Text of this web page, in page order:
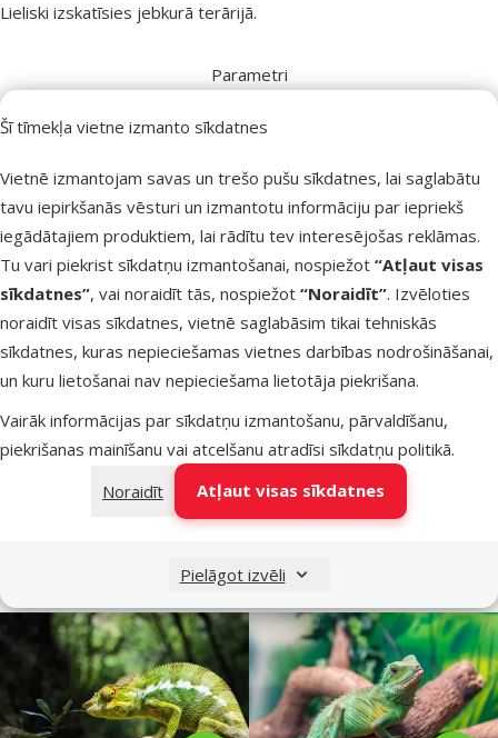
Šī tīmekļa vietne izmanto sīkdatnes
Vietnē izmantojam savas un trešo pušu sīkdatnes, lai saglabātu
tavu iepirkšanās vēsturi un izmantotu informāciju par iepriekš
iegādātajiem produktiem, lai rādītu tev interesējošas reklāmas.
Tu vari piekrist sīkdatņu izmantošanai, nospiežot “Atļaut visas
sīkdatnes”, vai noraidīt tās, nospiežot “Noraidīt”. Izvēloties
noraidīt visas sīkdatnes, vietnē saglabāsim tikai tehniskās
sīkdatnes, kuras nepieciešamas vietnes darbības nodrošināšanai,
un kuru lietošanai nav nepieciešama lietotāja piekrišana.
Vairāk informācijas par sīkdatņu izmantošanu, pārvaldīšanu,
piekrišanas mainīšanu vai atcelšanu atradīsi sīkdatņu politikā.
Noraidīt
Atļaut visas sīkdatnes
Pielāgot izvēli
Lieliski izskatīsies jebkurā terārijā.
Parametri
Augstums
70 cm
Numurs katalogā
80133
EAN
015561230506
Raksti un padomi
Nepieciešama palīdzība?
Sazinies ar mums, mēs palīdzēsim!
Zvani – 26 100 502
P–Pk 9:00 – 17:00
Raksti
tiešsaistes čatā
Sazinies